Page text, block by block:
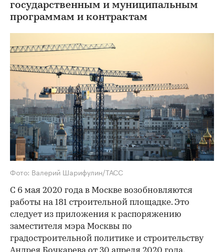
государственным и муниципальным
программам и контрактам
Фото: Валерий Шарифулин/ТАСС
С 6 мая 2020 года в Москве возобновляются
работы на 181 строительной площадке. Это
следует из приложения к распоряжению
заместителя мэра Москвы по
градостроительной политике и строительству